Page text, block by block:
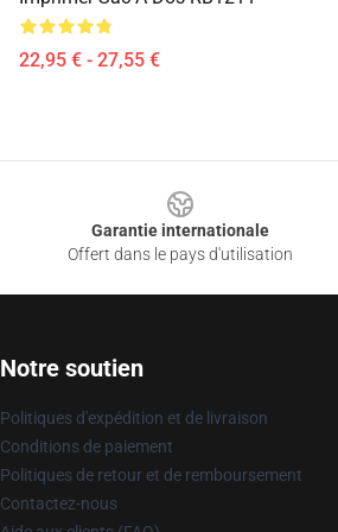
22,95 € - 27,55 €
Garantie internationale
Offert dans le pays d'utilisation
Notre soutien
Politiques d'expédition et de livraison
Conditions de paiement
Politiques de retour et de remboursement
Contactez-nous